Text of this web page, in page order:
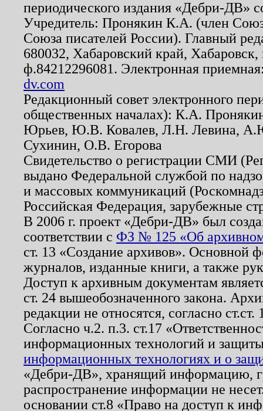
периодического издания «Дебри-ДВ»
Учредитель: Пронякин К.А. (член
Союза писателей России). Главный
680032, Хабаровский край,
ф.84212296081. Электронная
dv.com
Редакционный совет электронного
общественных началах): К.А.
Юрьев, Ю.В. Ковалев, Л.Н. Левина,
Сухинин, О.В. Егорова
Свидетельство о регистрации СМИ
выдано Федеральной службой по
и массовых коммуникаций
Российская Федерация, зарубежные
В 2006 г. проект «Дебри-ДВ» был
соответствии с ФЗ № 125 «Об
ст. 13 «Создание архивов». Основной
журналов, изданные книги, а также
Доступ к архивным документам
ст. 24 вышеобозначенного закона.
редакции не относятся, согласно
Согласно ч.2. п.3. ст.17
информационных технологий и
информационных технологиях и о
«Дебри-ДВ», хранящий информацию,
распространение информации не
основании ст.8 «Право на доступ к